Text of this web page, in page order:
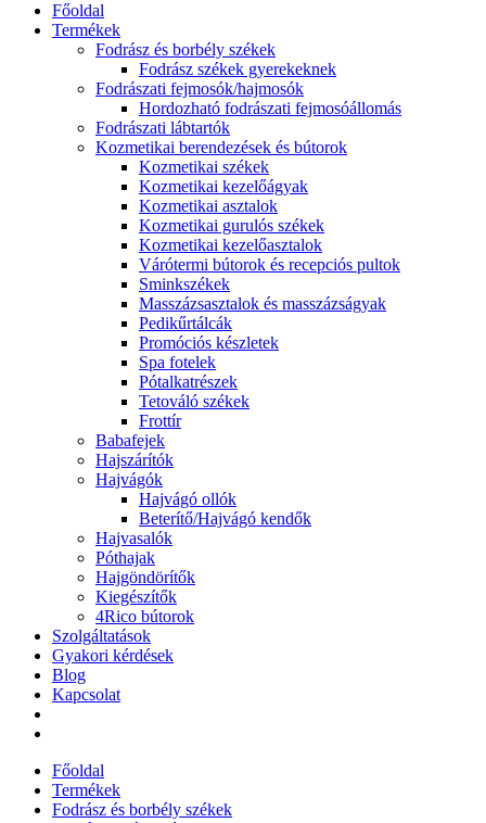
Főoldal
Termékek
Fodrász és borbély székek
Fodrász székek gyerekeknek
Fodrászati fejmosók/hajmosók
Hordozható fodrászati fejmosóállomás
Fodrászati lábtartók
Kozmetikai berendezések és bútorok
Kozmetikai székek
Kozmetikai kezelőágyak
Kozmetikai asztalok
Kozmetikai gurulós székek
Kozmetikai kezelőasztalok
Várótermi bútorok és recepciós pultok
Sminkszékek
Masszázsasztalok és masszázságyak
Pedikűrtálcák
Promóciós készletek
Spa fotelek
Pótalkatrészek
Tetováló székek
Frottír
Babafejek
Hajszárítók
Hajvágók
Hajvágó ollók
Beterítő/Hajvágó kendők
Hajvasalók
Póthajak
Hajgöndörítők
Kiegészítők
4Rico bútorok
Szolgáltatások
Gyakori kérdések
Blog
Kapcsolat
Főoldal
Termékek
Fodrász és borbély székek